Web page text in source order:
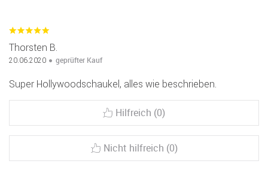
Thorsten B.
20.06.2020 geprüfter Kauf
Super Hollywoodschaukel, alles wie beschrieben.
Hilfreich (0)
Nicht hilfreich (0)